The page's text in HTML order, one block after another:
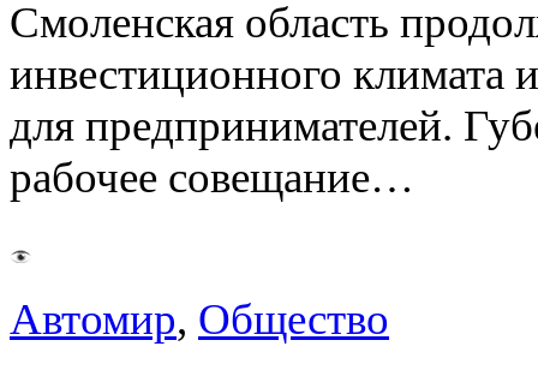
Смоленская область
инвестиционного климата
для предпринимателей.
рабочее совещание…
Автомир, Общество